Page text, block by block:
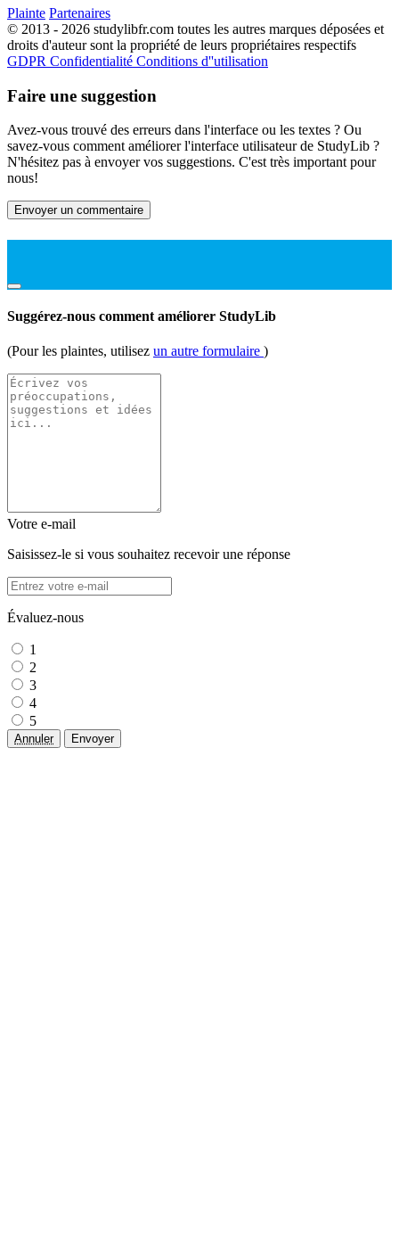
Plainte Partenaires
© 2013 - 2026 studylibfr.com toutes les autres marques déposées et
droits d'auteur sont la propriété de leurs propriétaires respectifs
GDPR Confidentialité Conditions d''utilisation
Faire une suggestion
Avez-vous trouvé des erreurs dans l'interface ou les textes ? Ou
savez-vous comment améliorer l'interface utilisateur de StudyLib ?
N'hésitez pas à envoyer vos suggestions. C'est très important pour
nous!
Envoyer un commentaire
Suggérez-nous comment améliorer StudyLib
(Pour les plaintes, utilisez un autre formulaire )
Votre e-mail
Saisissez-le si vous souhaitez recevoir une réponse
Évaluez-nous
1
2
3
4
5
Annuler Envoyer